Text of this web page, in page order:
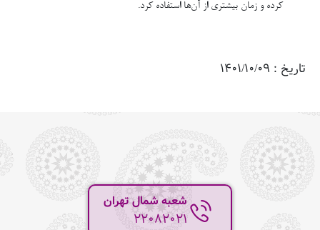
کرده و زمان بیشتری از آن‌ها استفاده کرد.
تاریخ : 1401/10/09
شعبه شمال تهران
22082021